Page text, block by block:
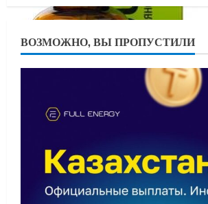
ВОЗМОЖНО, ВЫ ПРОПУСТИЛИ